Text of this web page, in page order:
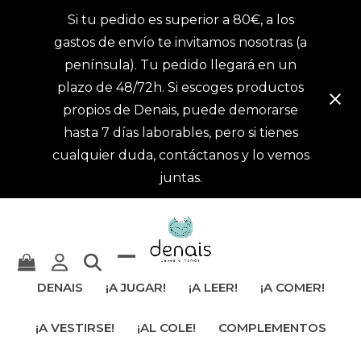
Si tu pedido es superior a 80€, a los
gastos de envío te invitamos nosotras (a
península). Tu pedido llegará en un
plazo de 48/72h. Si escoges productos
propios de Denais, puede demorarse
hasta 7 días laborables, pero si tienes
cualquier duda, contáctanos y lo vemos
juntas.
ocultar
móvil
DENAIS ¡A JUGAR! ¡A LEER! ¡A COMER!
¡A VESTIRSE! ¡AL COLE! COMPLEMENTOS